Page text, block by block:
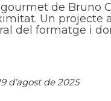
gourmet de Bruno
Un projecte
del formatge i
d’agost de 2025